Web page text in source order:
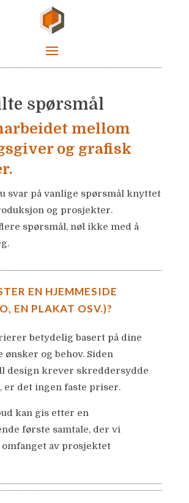
spørsmål
mellom
og grafisk
svar på vanlige spørsmål knyttet
og prosjekter.
spørsmål, nøl ikke med å
EN HJEMMESIDE
EN PLAKAT OSV.)?
betydelig basert på dine
ønsker og behov. Siden
design krever skreddersydde
er det ingen faste priser.
kan gis etter en
første samtale, der vi
av prosjektet